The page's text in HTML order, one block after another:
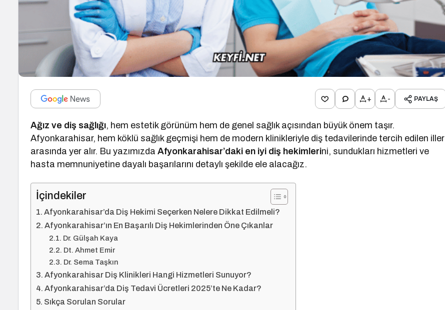
+ - PAYLAŞ
Ağız ve diş sağlığı, hem estetik görünüm hem de genel sağlık açısından büyük önem taşır.
Afyonkarahisar, hem köklü sağlık geçmişi hem de modern klinikleriyle diş tedavilerinde tercih edilen iller
arasında yer alır. Bu yazımızdaAfyonkarahisar’daki en iyi diş hekimlerini, sundukları hizmetleri ve
hasta memnuniyetine dayalı başarılarını detaylı şekilde ele alacağız.
İçindekiler
Afyonkarahisar’da Diş Hekimi Seçerken Nelere Dikkat Edilmeli?
Afyonkarahisar’ın En Başarılı Diş Hekimlerinden Öne Çıkanlar
Dr. Gülşah Kaya
Dt. Ahmet Emir
Dr. Sema Taşkın
Afyonkarahisar Diş Klinikleri Hangi Hizmetleri Sunuyor?
Afyonkarahisar’da Diş Tedavi Ücretleri 2025’te Ne Kadar?
Sıkça Sorulan Sorular